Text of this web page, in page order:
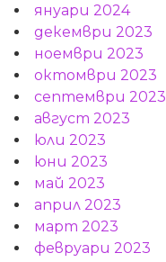
януари 2024
декември 2023
ноември 2023
октомври 2023
септември 2023
август 2023
юли 2023
юни 2023
май 2023
април 2023
март 2023
февруари 2023